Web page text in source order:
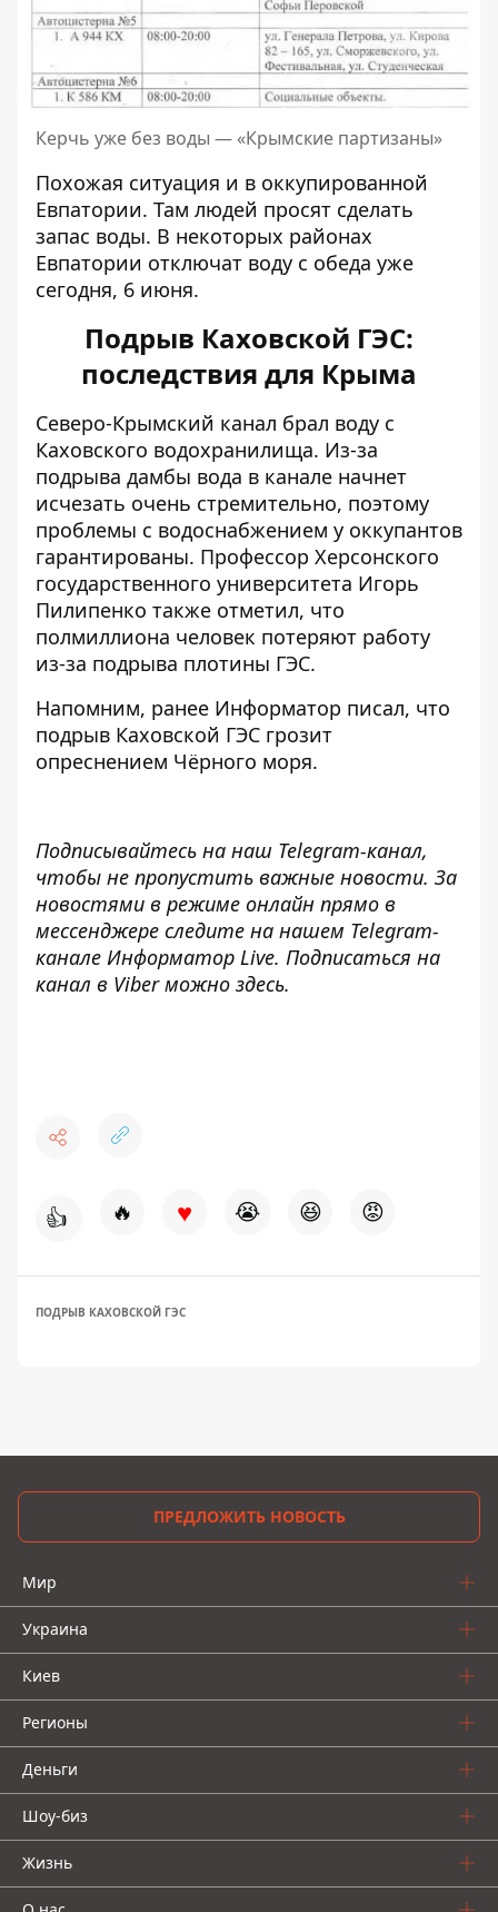
Керчь уже без воды — «Крымские партизаны»
Похожая ситуация и в оккупированной
Евпатории. Там людей просят сделать
запас воды. В некоторых районах
Евпатории отключат воду с обеда уже
сегодня, 6 июня.
Подрыв Каховской ГЭС:
последствия для Крыма
Северо-Крымский канал брал воду с
Каховского водохранилища. Из-за
подрыва дамбы вода в канале начнет
исчезать очень стремительно, поэтому
проблемы с водоснабжением у оккупантов
гарантированы. Профессор Херсонского
государственного университета Игорь
Пилипенко также отметил, что
полмиллиона человек потеряют работу
из-за подрыва плотины ГЭС.
Напомним, ранее Информатор писал, что
подрыв Каховской ГЭС грозит
опреснением Чёрного моря.
Подписывайтесь на наш Telegram-канал,
чтобы не пропустить важные новости. За
новостями в режиме онлайн прямо в
мессенджере следите на нашем Telegram-
канале Информатор Live. Подписаться на
канал в Viber можно здесь.
👍 🔥 ♥ 😭 😆 😡
ПОДРЫВ КАХОВСКОЙ ГЭС
ПРЕДЛОЖИТЬ НОВОСТЬ
Мир
Украина
Киев
Регионы
Деньги
Шоу-биз
Жизнь